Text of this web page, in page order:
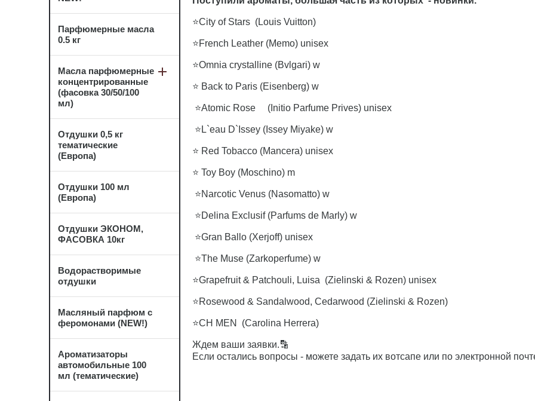
⭐City of Stars (Louis Vuitton)
⭐French Leather (Memo) unisex
⭐Omnia crystalline (Bvlgari) w
⭐ Back to Paris (Eisenberg) w
⭐Atomic Rose (Initio Parfume Prives) unisex
⭐L`eau D`Issey (Issey Miyake) w
⭐ Red Tobacco (Mancera) unisex
⭐ Toy Boy (Moschino) m
⭐Narcotic Venus (Nasomatto) w
⭐Delina Exclusif (Parfums de Marly) w
⭐Gran Ballo (Xerjoff) unisex
⭐The Muse (Zarkoperfume) w
⭐Grapefruit & Patchouli, Luisa (Zielinski & Rozen) unisex
⭐Rosewood & Sandalwood, Cedarwood (Zielinski & Rozen)
⭐CH MEN (Carolina Herrera)
Ждем ваши заявки.🔡
Если остались вопросы - можете задать их вотсапе или по электронной
Парфюмерные масла
0.5 кг
Масла парфюмерные
концентрированные
(фасовка 30/50/100
мл)
Отдушки 0,5 кг
тематические
(Европа)
Отдушки 100 мл
(Европа)
Отдушки ЭКОНОМ,
ФАСОВКА 10кг
Водорастворимые
отдушки
Масляный парфюм с
феромонами (NEW!)
Ароматизаторы
автомобильные 100
мл (тематические)